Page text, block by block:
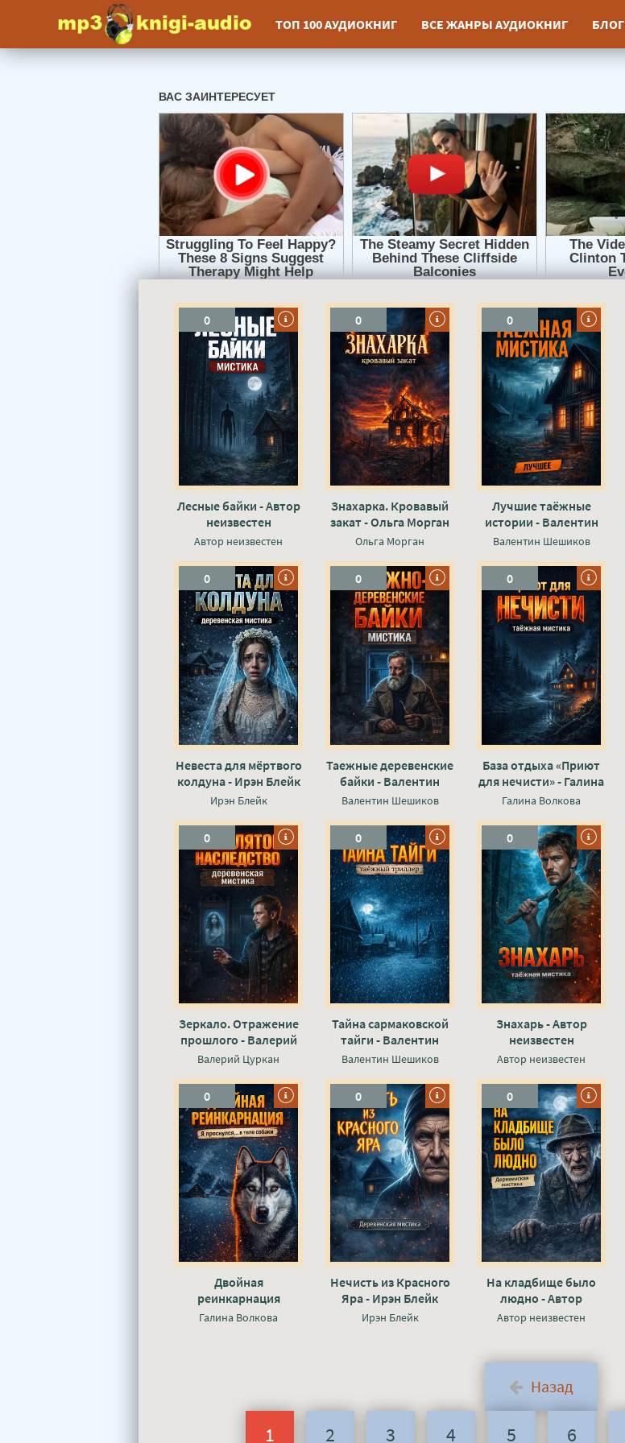
ТОП 100 АУДИОКНИГ ВСЕ ЖАНРЫ АУДИОКНИГ БЛОГ
0
Лесные байки - Автор
неизвестен
Автор неизвестен
0
Знахарка. Кровавый
закат - Ольга Морган
Ольга Морган
0
Лучшие таёжные
истории - Валентин
Шешиков
Валентин Шешиков
0
Невеста для мёртвого
колдуна - Ирэн Блейк
Ирэн Блейк
0
Таежные деревенские
байки - Валентин
Шешиков
Валентин Шешиков
0
База отдыха «Приют
для нечисти» - Галина
Волкова
Галина Волкова
0
Зеркало. Отражение
прошлого - Валерий
Цуркан
Валерий Цуркан
0
Тайна сармаковской
тайги - Валентин
Шешиков
Валентин Шешиков
0
Знахарь - Автор
неизвестен
Автор неизвестен
0
Двойная
реинкарнация
Ерофея Завьялова -
Галина Волкова
0
Нечисть из Красного
Яра - Ирэн Блейк
Ирэн Блейк
0
На кладбище было
людно - Автор
неизвестен
Автор неизвестен
Назад
1 2 3 4 5 6